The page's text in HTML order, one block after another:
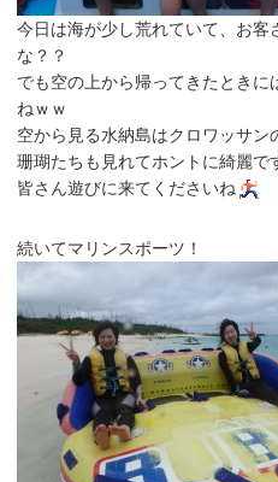
今日は海が少し荒れていて、お客
な？？
でも空の上から帰ってきたときに
ねｗｗ
空から見る水納島はクロワッサン
珊瑚たちも見れてホントに綺麗で
皆さん遊びに来てくださいね
続いてマリンスポーツ！